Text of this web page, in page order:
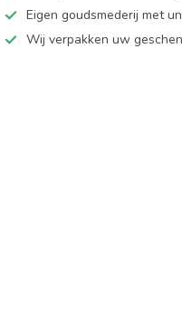
Eigen goudsmederij met
Wij verpakken uw